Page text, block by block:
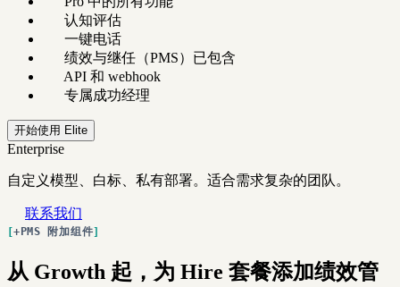
认知评估
一键电话
绩效与继任（PMS）已包含
API 和 webhook
专属成功经理
开始使用 Elite
Enterprise
自定义模型、白标、私有部署。适合需求复杂的团队。
联系我们
+PMS 附加组件
从 Growth 起，为 Hire 套餐添加绩效管